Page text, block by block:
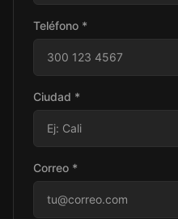
Teléfono *
Ciudad *
Correo *